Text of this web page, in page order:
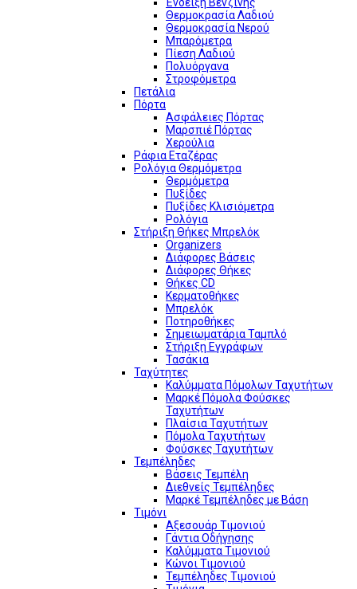
Θερμοκρασία Λαδιού
Θερμοκρασία Νερού
Μπαρόμετρα
Πίεση Λαδιού
Πολυόργανα
Στροφόμετρα
Πετάλια
Πόρτα
Ασφάλειες Πόρτας
Μαρσπιέ Πόρτας
Χερούλια
Ράφια Εταζέρας
Ρολόγια Θερμόμετρα
Θερμόμετρα
Πυξίδες
Πυξίδες Κλισιόμετρα
Ρολόγια
Στήριξη Θήκες Μπρελόκ
Organizers
Διάφορες Βάσεις
Διάφορες Θήκες
Θήκες CD
Κερματοθήκες
Μπρελόκ
Ποτηροθήκες
Σημειωματάρια Ταμπλό
Στήριξη Εγγράφων
Τασάκια
Ταχύτητες
Καλύμματα Πόμολων Ταχυτήτων
Μαρκέ Πόμολα Φούσκες
Ταχυτήτων
Πλαίσια Ταχυτήτων
Πόμολα Ταχυτήτων
Φούσκες Ταχυτήτων
Τεμπέληδες
Βάσεις Τεμπέλη
Διεθνείς Τεμπέληδες
Μαρκέ Τεμπέληδες με Βάση
Τιμόνι
Αξεσουάρ Τιμονιού
Γάντια Οδήγησης
Καλύμματα Τιμονιού
Κώνοι Τιμονιού
Τεμπέληδες Τιμονιού